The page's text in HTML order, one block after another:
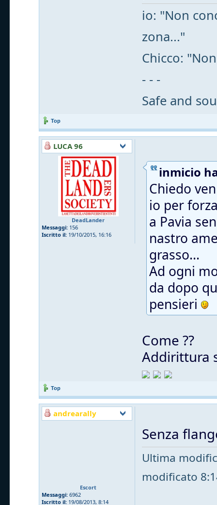
io: "Non
zona..."
Chicco:
- - -
Safe and
Top
LUCA 96
DeadLander
Messaggi: 156
Iscritto il: 19/10/2015, 16:16
inmicio
Chiedo
io per
a Pavia
nastro
grasso...
Ad ogni
da dopo
pensieri
Come ??
Addirittura
Top
andrearally
Escort
Messaggi: 6962
Iscritto il: 19/08/2013, 8:14
Senza
Ultima
modificato